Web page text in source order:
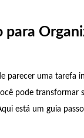
para
parecer uma tarefa
pode transformar
está um guia